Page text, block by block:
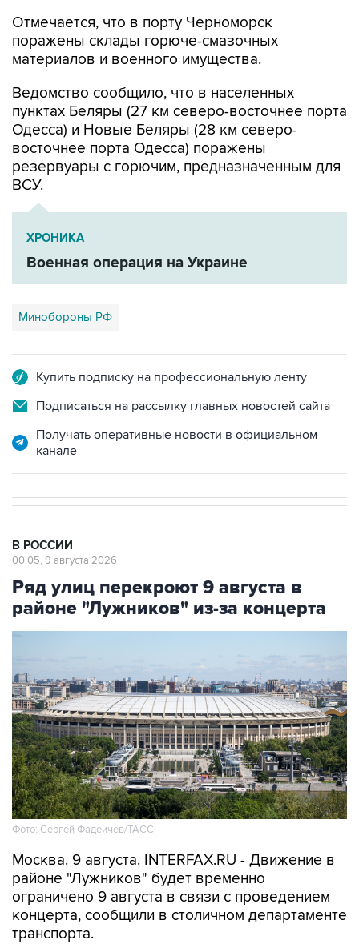
Отмечается, что в порту Черноморск
поражены склады горюче-смазочных
материалов и военного имущества.
Ведомство сообщило, что в населенных
пунктах Беляры (27 км северо-восточнее порта
Одесса) и Новые Беляры (28 км северо-
восточнее порта Одесса) поражены
резервуары с горючим, предназначенным для
ВСУ.
ХРОНИКА
Военная операция на Украине
Минобороны РФ
Купить подписку на профессиональную ленту
Подписаться на рассылку главных новостей сайта
Получать оперативные новости в официальном
канале
В РОССИИ
00:05, 9 августа 2026
Ряд улиц перекроют 9 августа в
районе "Лужников" из-за концерта
Фото: Сергей Фадеичев/ТАСС
Москва. 9 августа. INTERFAX.RU - Движение в
районе "Лужников" будет временно
ограничено 9 августа в связи с проведением
концерта, сообщили в столичном департаменте
транспорта.